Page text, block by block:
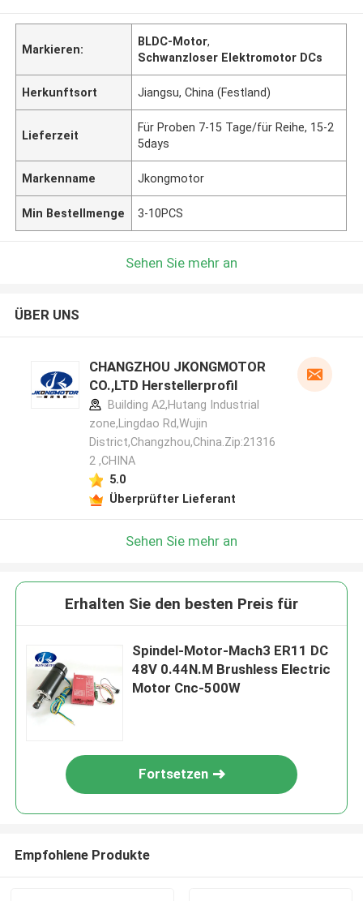
Markieren:
BLDC-Motor,
Schwanzloser Elektromotor DCs
Herkunftsort Jiangsu, China (Festland)
Lieferzeit
Für Proben 7-15 Tage/für Reihe, 15-2
5days
Markenname Jkongmotor
Min Bestellmenge 3-10PCS
Sehen Sie mehr an
ÜBER UNS
CHANGZHOU JKONGMOTOR
CO.,LTD Herstellerprofil
Building A2,Hutang Industrial
zone,Lingdao Rd,Wujin
District,Changzhou,China.Zip:21316
2 ,CHINA
5.0
Überprüfter Lieferant
Sehen Sie mehr an
Erhalten Sie den besten Preis für
Spindel-Motor-Mach3 ER11 DC
48V 0.44N.M Brushless Electric
Motor Cnc-500W
Fortsetzen
Empfohlene Produkte